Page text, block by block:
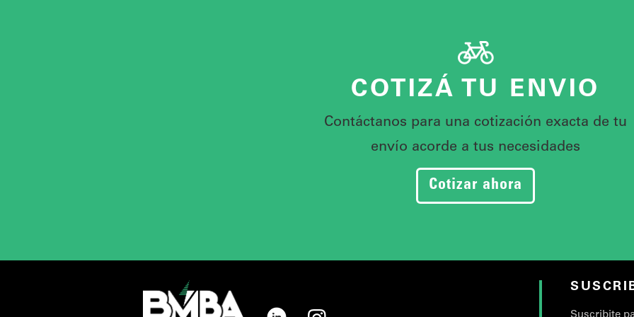
COTIZÁ TU ENVIO
Contáctanos para una cotización exacta de tu
envío acorde a tus necesidades
Cotizar ahora